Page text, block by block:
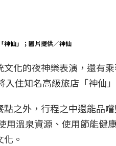
神仙」；圖片提供／神仙
化的夜神樂表演，還有
住知名高級旅店「神仙
之外，行程之中還能品
用溫泉資源、使用節能健
。